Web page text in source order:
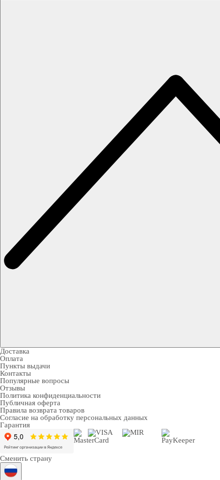
Доставка
Оплата
Пункты выдачи
Контакты
Популярные вопросы
Отзывы
Политика конфиденциальности
Публичная оферта
Правила возврата товаров
Согласие на обработку персональных данных
Гарантия
Сменить страну